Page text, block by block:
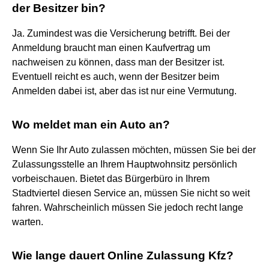
der Besitzer bin?
Ja. Zumindest was die Versicherung betrifft. Bei der
Anmeldung braucht man einen Kaufvertrag um
nachweisen zu können, dass man der Besitzer ist.
Eventuell reicht es auch, wenn der Besitzer beim
Anmelden dabei ist, aber das ist nur eine Vermutung.
Wo meldet man ein Auto an?
Wenn Sie Ihr Auto zulassen möchten, müssen Sie bei der
Zulassungsstelle an Ihrem Hauptwohnsitz persönlich
vorbeischauen. Bietet das Bürgerbüro in Ihrem
Stadtviertel diesen Service an, müssen Sie nicht so weit
fahren. Wahrscheinlich müssen Sie jedoch recht lange
warten.
Wie lange dauert Online Zulassung Kfz?